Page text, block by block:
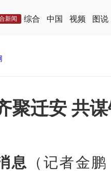
新闻 综合 中国 视频 图说
聚迁安 共
息 （ 记者金